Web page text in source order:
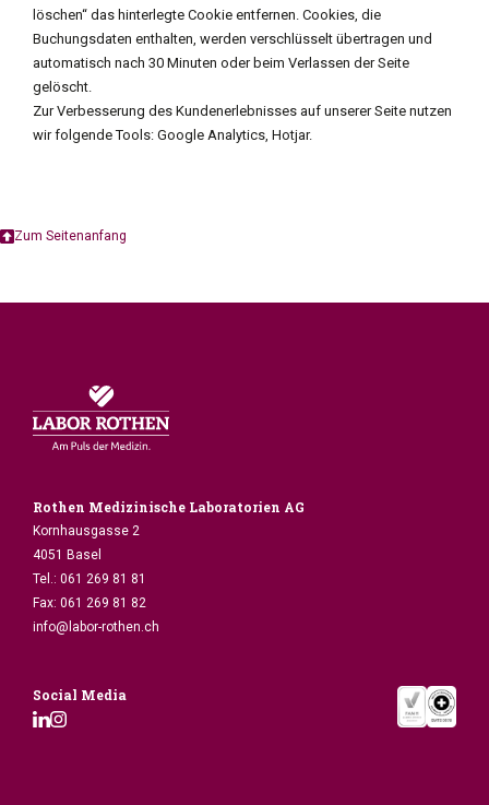
löschen“ das hinterlegte Cookie entfernen. Cookies, die
Buchungsdaten enthalten, werden verschlüsselt übertragen und
automatisch nach 30 Minuten oder beim Verlassen der Seite
gelöscht.
Zur Verbesserung des Kundenerlebnisses auf unserer Seite nutzen
wir folgende Tools: Google Analytics, Hotjar.
Zum Seitenanfang
Rothen Medizinische Laboratorien AG
Kornhausgasse 2
4051 Basel
Tel.: 061 269 81 81
Fax: 061 269 81 82
info@labor-rothen.ch
Social Media